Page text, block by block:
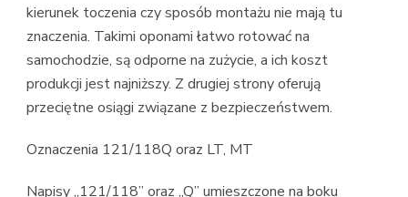
kierunek toczenia czy sposób montażu nie mają tu
znaczenia. Takimi oponami łatwo rotować na
samochodzie, są odporne na zużycie, a ich koszt
produkcji jest najniższy. Z drugiej strony oferują
przeciętne osiągi związane z bezpieczeństwem.
Oznaczenia 121/118Q oraz LT, MT
Napisy „121/118” oraz „Q” umieszczone na boku